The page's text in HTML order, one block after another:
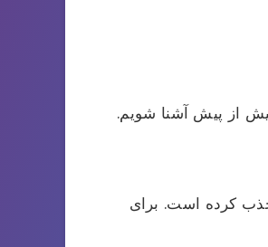
از پیش آشنا شویم.
کرده است. برای